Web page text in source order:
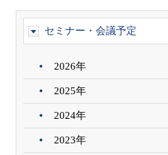
セミナー・会議予定
2026年
2025年
2024年
2023年